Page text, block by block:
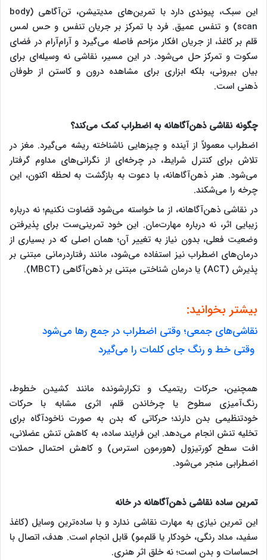
این سبک، پیوندی دارد با تمرین‌های مدیتیشن، تن‌آگاهی (body
scan) و تنفس عمیق. فرد با تمرکز بر جریان تنفس و حس لمس
قلم بر کاغذ، از جریان افکار مزاحم فاصله می‌گیرد و آرام‌آرام در فضای
سکوت و تمرکز حل می‌شود. در این مسیر، نقاشی نه وسیله‌ای برای
بیان بیرونی، بلکه ابزاری برای مشاهده درون و کاستن از طوفان
ذهنی است.
چگونه نقاشی ذهن‌آگاهانه به اضطراب کمک می‌کند؟
اضطراب معمولاً از آینده و چیزهایی ناشناخته ریشه می‌گیرد. مغز در
تلاش برای کنترل شرایط، در چرخه‌ای از نگرانی‌های مداوم گرفتار
می‌شود. هنر ذهن‌آگاهانه، با دعوت به بازگشت به لحظه اکنون، این
چرخه را می‌شکند.
در نقاشی ذهن‌آگاهانه، از ما خواسته می‌شود قضاوت نکنیم؛ نه درباره
زیبایی اثر، نه درباره مهارت‌مان. این خود تمرینی‌ست برای پذیرفتن
وضعیت فعلی، بدون نیاز به تغییر آن؛ همان اصلی که در بسیاری از
درمان‌های اضطراب نیز استفاده می‌شود، مانند رفتاردرمانی مبتنی بر
پذیرش (ACT) یا درمان شناختی مبتنی بر ذهن‌آگاهی (MBCT).
بیشتر بخوانید:
نقاشی‌های جمعی؛ وقتی اضطراب در جمع رها می‌شود
وقتی خط و رنگ جای کلمات را می‌گیرد
همچنین، حرکات ریتمیک و تکرارشونده مانند کشیدن خطوط،
رنگ‌آمیزی سطوح یا چرخاندن قلم، اثری مشابه با حرکات
خودتنظیمی بدن دارند؛ حرکاتی که بدن به صورت ناخودآگاه برای
تخلیه تنش انجام می‌دهد. این فرایند ساده، به کاهش تنش عضلانی،
افت سطح کورتیزول (هورمون استرس) و کاهش احتمال حملات
اضطرابی منجر می‌شود.
تمرین ساده نقاشی ذهن‌آگاهانه در خانه
این تمرین نیازی به مهارت نقاشی ندارد و با ساده‌ترین وسایل (کاغذ
سفید، مداد رنگی، خودکار یا قلم‌مو) قابل انجام است. هدف، اتصال با
احساسات و بدن است؛ نه خلق اثر هنری.